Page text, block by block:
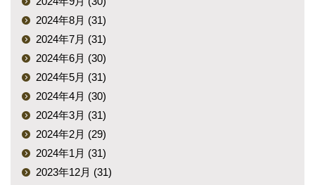
2024年8月 (31)
2024年7月 (31)
2024年6月 (30)
2024年5月 (31)
2024年4月 (30)
2024年3月 (31)
2024年2月 (29)
2024年1月 (31)
2023年12月 (31)